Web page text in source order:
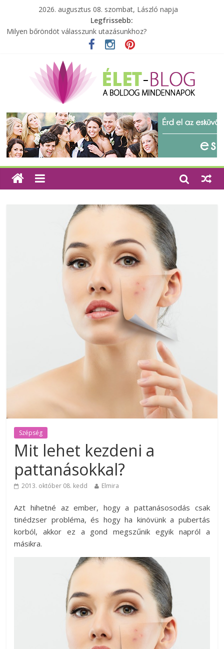
2026. augusztus 08. szombat, László napja
Legfrissebb:
Milyen bőröndöt válasszunk utazásunkhoz?
Elérhető zöld energia mindenki számára
Különleges tömörfa ládák Indiából
A zöld forradalom: A mosó- és parfümtermékek környezetbarát
szempontjainak erősítése
Szépség
Mit lehet kezdeni a
pattanásokkal?
2013. október 08. kedd Elmira
Azt hihetné az ember, hogy a pattanásosodás csak
tinédzser probléma, és hogy ha kinövünk a pubertás
korból, akkor ez a gond megszűnik egyik napról a
másikra.